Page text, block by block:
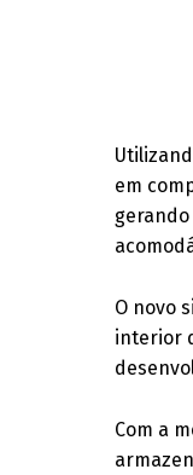
em
O novo
interior
Com a